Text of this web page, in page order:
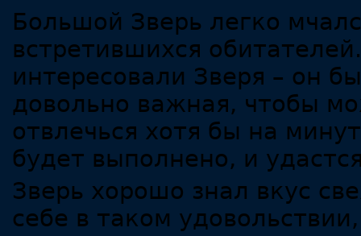
Большой Зверь легко
встретившихся
интересовали Зверя – он
довольно важная, чтобы
отвлечься хотя бы на
будет выполнено, и
Зверь хорошо знал вкус
себе в таком